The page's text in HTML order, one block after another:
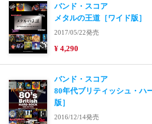
バンド・スコア
メタルの王道［ワイド版］
2017/05/22発売
¥ 4,290
バンド・スコア
80年代ブリティッシュ・ハ
版］
2016/12/14発売